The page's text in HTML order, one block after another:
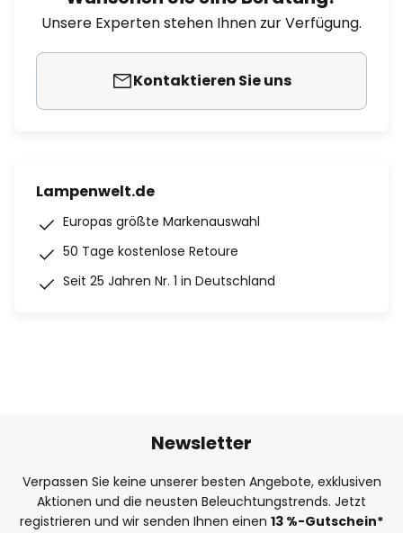
Unsere Experten stehen Ihnen zur Verfügung.
Kontaktieren Sie uns
Lampenwelt.de
Europas größte Markenauswahl
50 Tage kostenlose Retoure
Seit 25 Jahren Nr. 1 in Deutschland
Newsletter
Verpassen Sie keine unserer besten Angebote, exklusiven
Aktionen und die neusten Beleuchtungstrends. Jetzt
registrieren und wir senden Ihnen einen 13 %-Gutschein*